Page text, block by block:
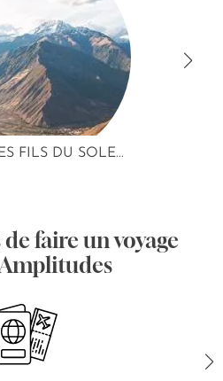
FILS DU SOLE...
faire un voyage